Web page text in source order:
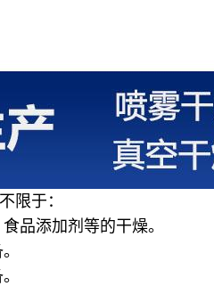
限于：
品添加剂等的干燥。